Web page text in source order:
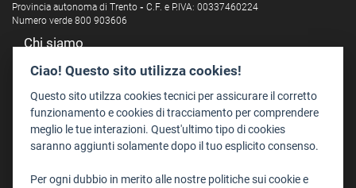
Provincia autonoma di Trento - C.F. e P.IVA: 00337460224
Numero verde 800 903606
Chi siamo
Redazione
Staff
Format - Centro Audiovisivi
Trentino Film Commission
Dove Siamo
Ciao! Questo sito utilizza cookies!
Questo sito utilzza cookies tecnici per assicurare il corretto
funzionamento e cookies di tracciamento per comprendere
meglio le tue interazioni. Quest'ultimo tipo di cookies
saranno aggiunti solamente dopo il tuo esplicito consenso.
Per ogni dubbio in merito alle nostre politiche sui cookie e